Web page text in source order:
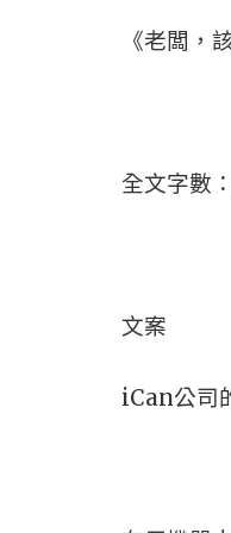
《老闆，
全文字數
文案
iCan公司